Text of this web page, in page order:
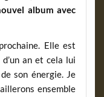
album avec
Elle est
an et cela lui
son énergie. Je
ensemble